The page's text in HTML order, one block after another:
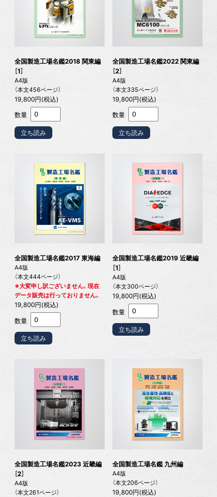
立ち読み
全国製造工場名鑑2018 関東編
［1］
A4版
（本文456ページ）
19,800円(税込)
数量
立ち読み
全国製造工場名鑑2022 関東編
［2］
A4版
（本文335ページ）
19,800円(税込)
数量
立ち読み
全国製造工場名鑑2017 東海編
A4版
（本文444ページ）
※大変申し訳ございません。現在
データ販売は行っておりません。
19,800円(税込)
数量
立ち読み
全国製造工場名鑑2019 近畿編
［1］
A4版
（本文300ページ）
19,800円(税込)
数量
全国製造工場名鑑2023 近畿編
［2］
A4版
（本文261ページ）
全国製造工場名鑑 九州編
A4版
（本文206ページ）
19,800円(税込)